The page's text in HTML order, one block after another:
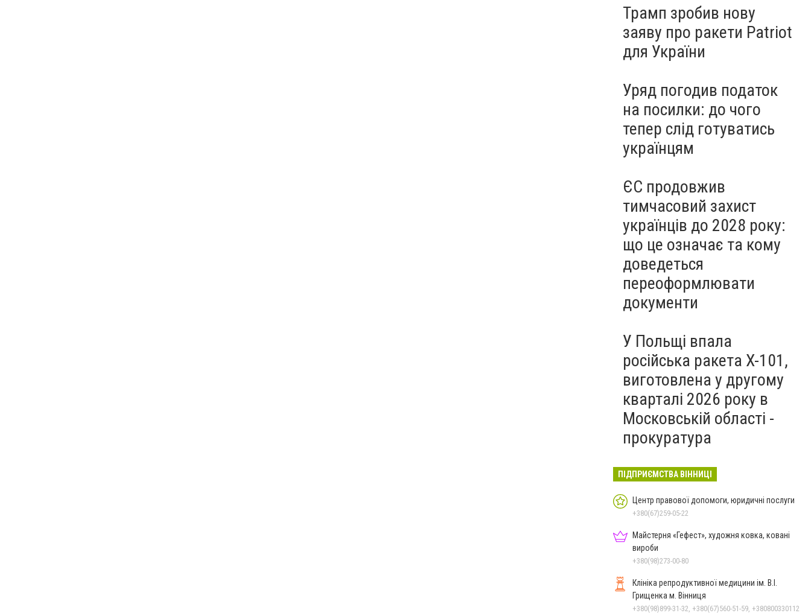
Трамп зробив нову
заяву про ракети Patriot
для України
Уряд погодив податок
на посилки: до чого
тепер слід готуватись
українцям
ЄС продовжив
тимчасовий захист
українців до 2028 року:
що це означає та кому
доведеться
переоформлювати
документи
У Польщі впала
російська ракета X-101,
виготовлена у другому
кварталі 2026 року в
Московській області -
прокуратура
ПІДПРИЄМСТВА ВІННИЦІ
Центр правової допомоги, юридичні послуги
+380(67)259-05-22
Майстерня «Гефест», художня ковка, ковані
вироби
+380(98)273-00-80
Клініка репродуктивної медицини ім. В.І.
Грищенка м. Вінниця
+380(98)899-31-32, +380(67)560-51-59, +380800330112